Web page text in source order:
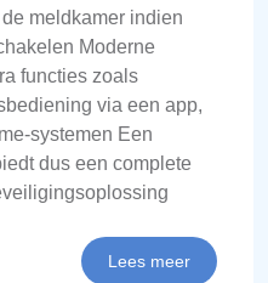
meldkamer indien
Moderne
functies zoals
via een app,
systemen Een
dus een complete
Lees meer